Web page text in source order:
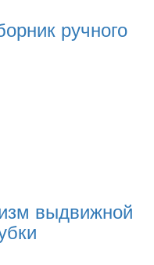
ручного
выдвижной